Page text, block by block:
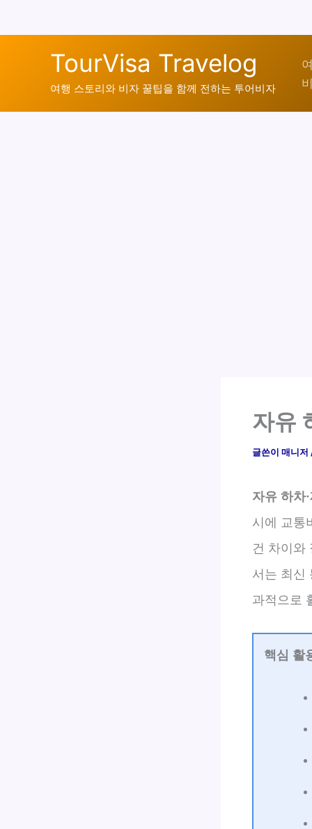
TourVisa Travelog
여행 스토리와 비자 꿀팁을 함께 전하는 투어비자
자유
글쓴이 매니저
자유 하차
시에 교통
건 차이와
서는 최신
과적으로
핵심 활